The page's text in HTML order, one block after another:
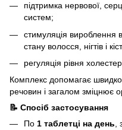
підтримка нервової,
систем;
стимуляція вироблення
стану волосся, нігтів і
регуляція рівня
Комплекс допомагає
речовин і загалом зміцнює
📝 Спосіб застосування
По 1 таблетці на день,